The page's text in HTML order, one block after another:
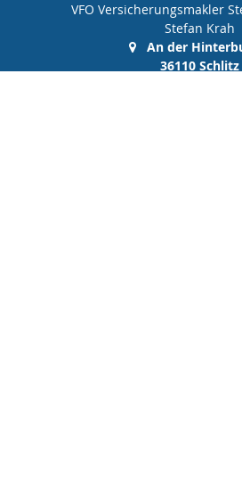
VFO Versicherungsmakler
Stefan Krah
An der
36110 Schlitz